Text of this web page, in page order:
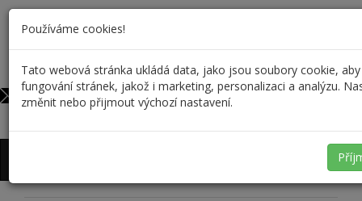
731 37 39 34
rformanek@forreus.cz
0
Používáme cookies!
Tato webová stránka ukládá data, jako jsou soubory cookie,
fungování stránek, jakož i marketing, personalizaci a analýzu.
změnit nebo přijmout výchozí nastavení.